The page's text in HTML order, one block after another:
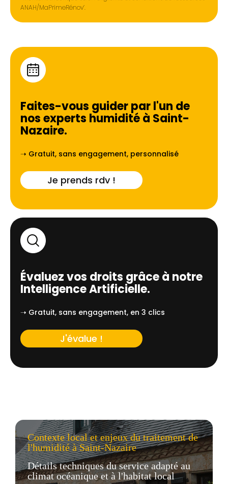
ANAH/MaPrimeRénov’.
Faites-vous guider par l'un de
nos experts humidité à Saint-
Nazaire.
➝ Gratuit, sans engagement, personnalisé
Je prends rdv !
Évaluez vos droits grâce à notre
Intelligence Artificielle.
➝ Gratuit, sans engagement, en 3 clics
J'évalue !
Contexte local et enjeux du traitement de
l'humidité à Saint-Nazaire
Détails techniques du service adapté au
climat océanique et à l'habitat local